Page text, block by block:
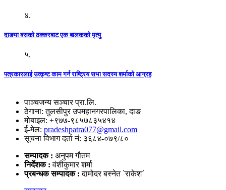
४.
दाङमा बसको ठक्करबाट एक बालकको मृत्यु
५.
पत्रकारलाई उत्कृष्ट काम गर्न राष्ट्रिय सभा सदस्य शर्माको आग्रह
पाञ्चजन्य सञ्चार प्रा.लि.
ठेगाना: तुलसीपुर उपमहानगरपालिका, दाङ
मोबाइल: +९७७-९८५७८३५४१४
ई-मेल: pradeshpatra077@gmail.com
सूचना विभाग दर्ता नं: ३६८४-०७९/८०
सम्पादक : अनुपम गौतम
निर्देशक :वंशीकुमार शर्मा
प्रबन्धक सम्पादक :दामोदर बस्नेत `राकेश´